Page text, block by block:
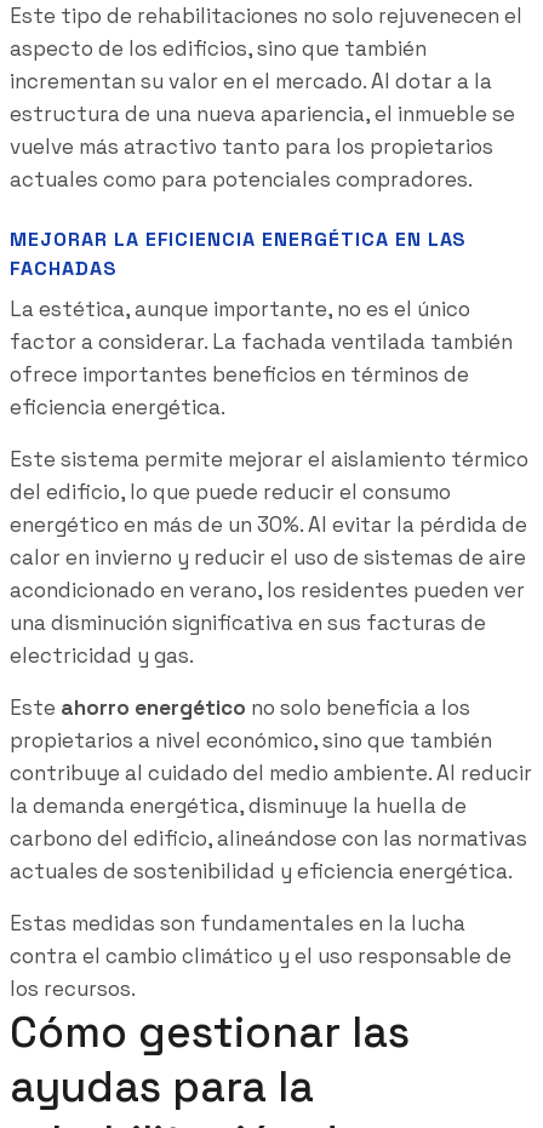
Este tipo de rehabilitaciones no solo rejuvenecen el
aspecto de los edificios, sino que también
incrementan su valor en el mercado. Al dotar a la
estructura de una nueva apariencia, el inmueble se
vuelve más atractivo tanto para los propietarios
actuales como para potenciales compradores.
MEJORAR LA EFICIENCIA ENERGÉTICA EN LAS
FACHADAS
La estética, aunque importante, no es el único
factor a considerar. La fachada ventilada también
ofrece importantes beneficios en términos de
eficiencia energética.
Este sistema permite mejorar el aislamiento térmico
del edificio, lo que puede reducir el consumo
energético en más de un 30%. Al evitar la pérdida de
calor en invierno y reducir el uso de sistemas de aire
acondicionado en verano, los residentes pueden ver
una disminución significativa en sus facturas de
electricidad y gas.
Este ahorro energético no solo beneficia a los
propietarios a nivel económico, sino que también
contribuye al cuidado del medio ambiente. Al reducir
la demanda energética, disminuye la huella de
carbono del edificio, alineándose con las normativas
actuales de sostenibilidad y eficiencia energética.
Estas medidas son fundamentales en la lucha
contra el cambio climático y el uso responsable de
los recursos.
Cómo gestionar las
ayudas para la